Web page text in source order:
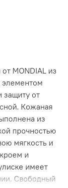
MONDIAL из
элементом
защиту от
Кожаная
из
прочностью
мягкость и
и
имеет
Свободный